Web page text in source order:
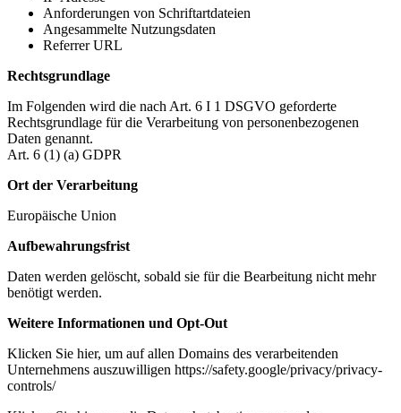
Anforderungen von Schriftartdateien
Angesammelte Nutzungsdaten
Referrer URL
Rechtsgrundlage
Im Folgenden wird die nach Art. 6 I 1 DSGVO geforderte
Rechtsgrundlage für die Verarbeitung von personenbezogenen
Daten genannt.
Art. 6 (1) (a) GDPR
Ort der Verarbeitung
Europäische Union
Aufbewahrungsfrist
Daten werden gelöscht, sobald sie für die Bearbeitung nicht mehr
benötigt werden.
Weitere Informationen und Opt-Out
Klicken Sie hier, um auf allen Domains des verarbeitenden
Unternehmens auszuwilligen https://safety.google/privacy/privacy-
controls/